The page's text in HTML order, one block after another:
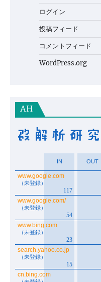
ログイン
投稿フィード
コメントフィード
WordPress.org
AH